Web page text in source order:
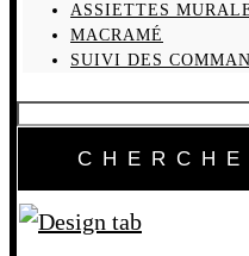
ASSIETTES
MACRAMÉ
SUIVI DES